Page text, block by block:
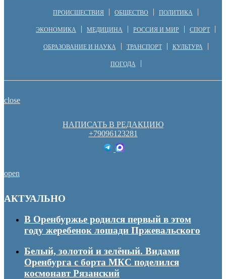
ПРОИСШЕСТВИЯ ОБЩЕСТВО ПОЛИТИКА
ЭКОНОМИКА МЕДИЦИНА РОССИЯ И МИР СПОРТ
ОБРАЗОВАНИЕ И НАУКА ТРАНСПОРТ КУЛЬТУРА
ПОГОДА
close
НАПИСАТЬ В РЕДАКЦИЮ
+79096123281
open
АКТУАЛЬНО
В Оренбуржье родился первый в этом
году жеребенок лошади Пржевальского
Белый, золотой и зелёный. Видами
Оренбурга с борта МКС поделился
космонавт Рязанский